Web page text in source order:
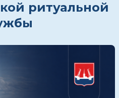
ритуальной